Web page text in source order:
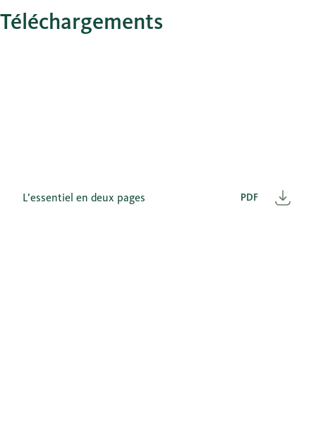
Téléchargements
PDF
L’essentiel en deux pages